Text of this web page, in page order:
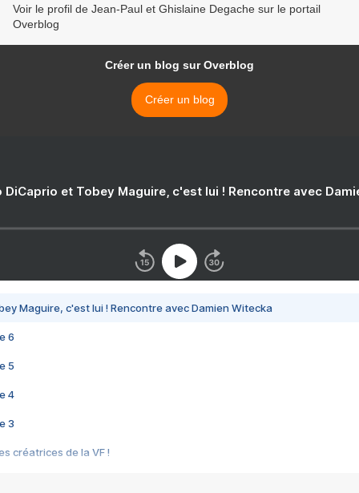
Voir le profil de Jean-Paul et Ghislaine Degache sur le portail
Overblog
Créer un blog sur Overblog
Créer un blog
DiCaprio et Tobey Maguire, c'est lui ! Rencontre avec
Maguire, c'est lui ! Rencontre avec Damien Witecka
6
5
4
3
créatrices de la VF !